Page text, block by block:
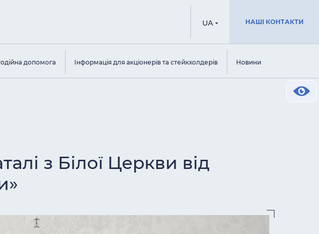
UA НАШІ КОНТАКТИ
допомога Інформація для акціонерів та стейкхолдерів Новини
з Білої Церкви від